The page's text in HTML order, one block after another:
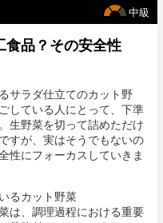
中級
食品？その安全性
サラダ仕立てのカット野
している人にとって、下準
生野菜を切って詰めただけ
すが、実はそうでもないの
性にフォーカスしていきま
るカット野菜
は、調理過程における重要